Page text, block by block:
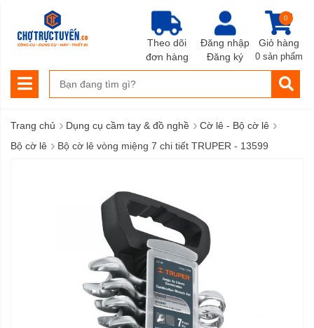
Đăng nhập
Đăng ký
Giỏ hàng
0
0 sản phẩm
Theo dõi
đơn hàng
Trang chủ › Dụng cụ cầm tay & đồ nghề › Cờ lê - Bộ cờ lê ›
Bộ cờ lê › Bộ cờ lê vòng miệng 7 chi tiết TRUPER - 13599